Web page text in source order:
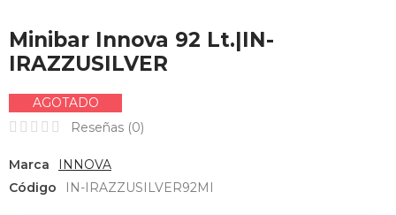
Minibar Innova 92 Lt.|IN-
IRAZZUSILVER
AGOTADO
Reseñas (0)
Marca
INNOVA
Código
IN-IRAZZUSILVER92MI